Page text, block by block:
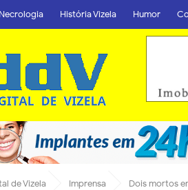
Necrologia História Vizela Humor
de Vizela Imprensa Dois mortos